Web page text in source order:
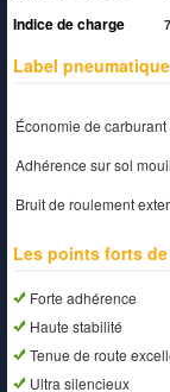
Indice de charge
Label pneumatique
Économie de carburant
Adhérence sur sol
Bruit de roulement
Les points forts
Forte adhérence
Haute stabilité
Tenue de route
Ultra silencieux